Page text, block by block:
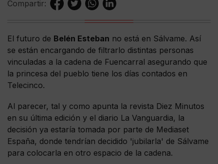
Compartir:
El futuro de Belén Esteban no está en Sálvame. Así
se están encargando de filtrarlo distintas personas
vinculadas a la cadena de Fuencarral asegurando que
la princesa del pueblo tiene los días contados en
Telecinco.
Al parecer, tal y como apunta la revista Diez Minutos
en su última edición y el diario La Vanguardia, la
decisión ya estaría tomada por parte de Mediaset
España, donde tendrían decidido 'jubilarla' de Sálvame
para colocarla en otro espacio de la cadena.